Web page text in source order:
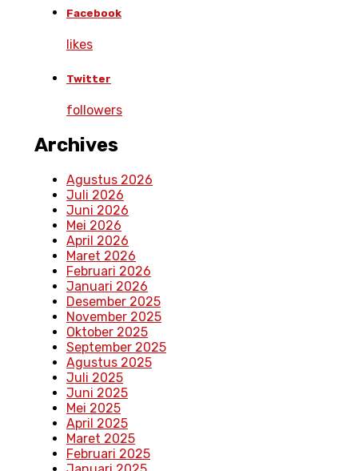
Facebook
likes
Twitter
followers
Archives
Agustus 2026
Juli 2026
Juni 2026
Mei 2026
April 2026
Maret 2026
Februari 2026
Januari 2026
Desember 2025
November 2025
Oktober 2025
September 2025
Agustus 2025
Juli 2025
Juni 2025
Mei 2025
April 2025
Maret 2025
Februari 2025